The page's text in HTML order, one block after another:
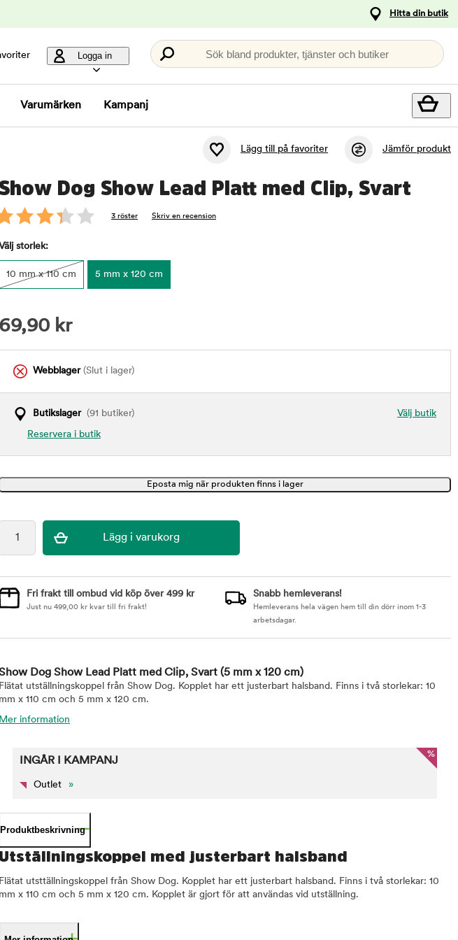
Hitta din butik
Logga in Sök bland produkter, tjänster och butiker
Varumärken Kampanj
Lägg till på favoriter Jämför produkt
Show Dog Show Lead Platt med Clip, Svart
3 röster Skriv en recension
Välj storlek:
10 mm x 110 cm 5 mm x 120 cm
69,90 kr
Webblager(Slut i lager)
Välj butik
Butikslager(91 butiker)
Reservera i butik
Fri frakt till ombud vid köp över 499 kr
Just nu 499,00 kr kvar till fri frakt!
Snabb hemleverans!
Hemleverans hela vägen hem till din dörr inom 1-3
arbetsdagar.
Dog Show Lead Platt med Clip, Svart (5 mm x 120 cm)
Flätat utställningskoppel från Show Dog. Kopplet har ett justerbart halsband. Finns i två storlekar: 10
mm x 110 cm och 5 mm x 120 cm.
Mer information
%
INGÅR I KAMPANJ
Outlet »
Produktbeskrivning
Utställningskoppel med justerbart halsband
Flätat utsttällningskoppel från Show Dog. Kopplet har ett justerbart halsband. Finns i två storlekar: 10
mm x 110 cm och 5 mm x 120 cm. Kopplet är gjort för att användas vid utställning.